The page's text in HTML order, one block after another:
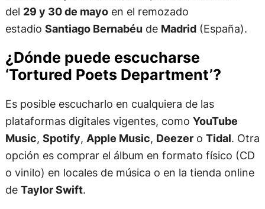
del 29 y 30 de mayoen el remozado
estadio Santiago Bernabéude Madrid(España).
¿Dónde puede escucharse
‘Tortured Poets Department’?
Es posible escucharlo en cualquiera de las
plataformas digitales vigentes, como YouTube
Music, Spotify, Apple Music, Deezero Tidal. Otra
opción es comprar el álbum en formato físico (CD
o vinilo) en locales de música o en la tienda online
de Taylor Swift.